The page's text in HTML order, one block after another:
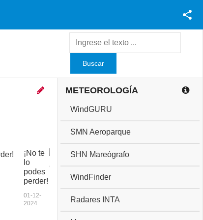
Youtube
Instagram
¡No te
lo
podes
perder!
01-12-
2024
a
METEOROLOGÍA
WindGURU
SMN Aeroparque
SHN Mareógrafo
WindFinder
Radares INTA